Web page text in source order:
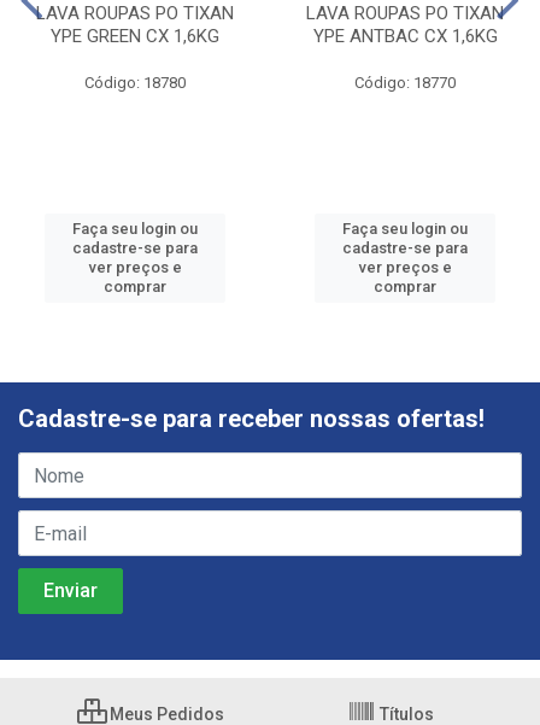
LAVA ROUPAS PO TIXAN
YPE GREEN CX 1,6KG
Código: 18780
Faça seu login ou
cadastre-se para
ver preços e
comprar
LAVA ROUPAS PO TIXAN
YPE ANTBAC CX 1,6KG
Código: 18770
Faça seu login ou
cadastre-se para
ver preços e
comprar
Cadastre-se para receber nossas ofertas!
Meus Pedidos Títulos